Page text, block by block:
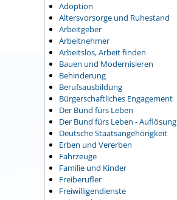
Adoption
Altersvorsorge und Ruhestand
Arbeitgeber
Arbeitnehmer
Arbeitslos, Arbeit finden
Bauen und Modernisieren
Behinderung
Berufsausbildung
Bürgerschaftliches Engagement
Der Bund fürs Leben
Der Bund fürs Leben - Auflösung
Deutsche Staatsangehörigkeit
Erben und Vererben
Fahrzeuge
Familie und Kinder
Freiberufler
Freiwilligendienste